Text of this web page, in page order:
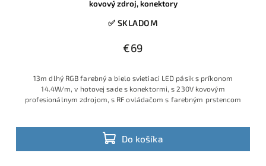
kovový zdroj, konektory
✅ SKLADOM
€69
Do košíka
13m dlhý RGB farebný a bielo svietiaci LED pásik s príkonom
14.4W/m, v hotovej sade s konektormi, s 230V kovovým
profesionálnym zdrojom, s RF ovládačom s farebným prstencom